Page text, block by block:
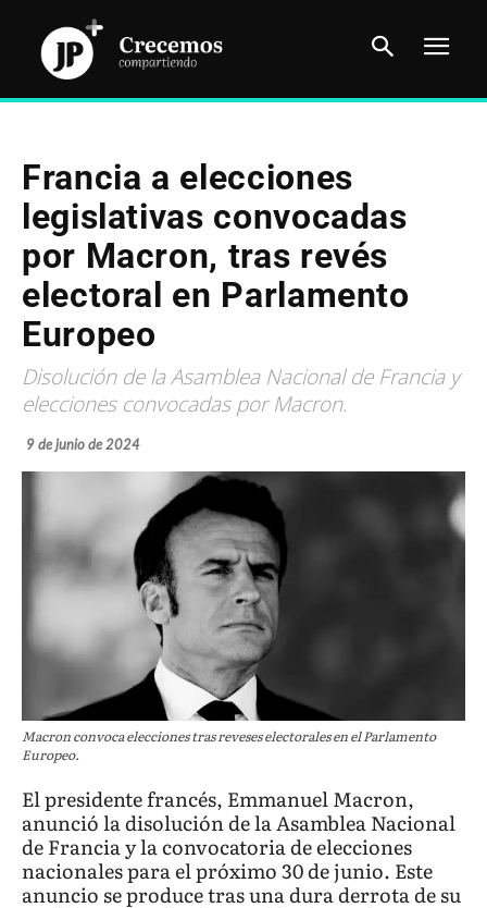
Francia a elecciones
legislativas convocadas
por Macron, tras revés
electoral en Parlamento
Europeo
Disolución de la Asamblea Nacional de Francia y
elecciones convocadas por Macron.
9 de junio de 2024
Macron convoca elecciones tras reveses electorales en el Parlamento
Europeo.
El presidente francés, Emmanuel Macron,
anunció la disolución de la Asamblea Nacional
de Francia y la convocatoria de elecciones
nacionales para el próximo 30 de junio. Este
anuncio se produce tras una dura derrota de su